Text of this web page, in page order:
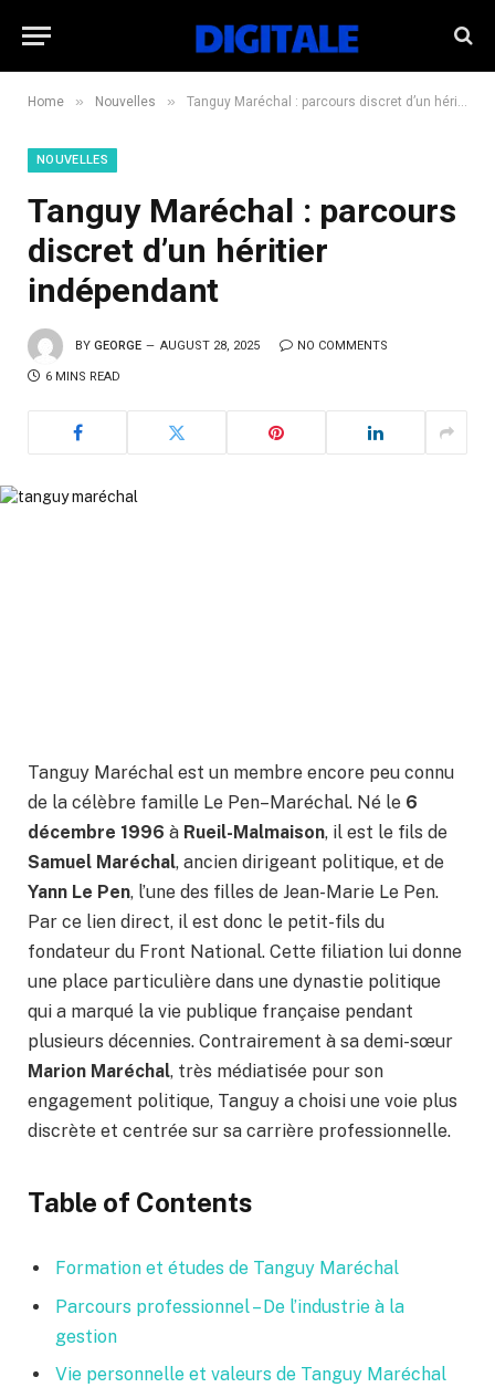
Home » Nouvelles » Tanguy Maréchal : parcours discret d’un héritier indépendant
NOUVELLES
Tanguy Maréchal : parcours
discret d’un héritier
indépendant
BY GEORGE AUGUST 28, 2025 NO COMMENTS
6 MINS READ
Tanguy Maréchal est un membre encore peu connu
de la célèbre famille Le Pen–Maréchal. Né le 6
décembre 1996 à Rueil-Malmaison, il est le fils de
Samuel Maréchal, ancien dirigeant politique, et de
Yann Le Pen, l’une des filles de Jean-Marie Le Pen.
Par ce lien direct, il est donc le petit-fils du
fondateur du Front National. Cette filiation lui donne
une place particulière dans une dynastie politique
qui a marqué la vie publique française pendant
plusieurs décennies. Contrairement à sa demi-sœur
Marion Maréchal, très médiatisée pour son
engagement politique, Tanguy a choisi une voie plus
discrète et centrée sur sa carrière professionnelle.
Table of Contents
Formation et études de Tanguy Maréchal
Parcours professionnel – De l’industrie à la
gestion
Vie personnelle et valeurs de Tanguy Maréchal